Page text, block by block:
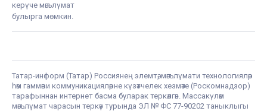
керүче мәгълүмат
булырга мөмкин.
Татар-информ (Татар) Россиянең элемтә, мәгълүмати технологияләр
һәм гаммәви коммуникацияләрне күзәтчелек хезмәте (Роскомнадзор)
тарафыннан интернет басма буларак теркәлгән. Массакүләм
мәгълүмат чарасын теркәү турында ЭЛ № ФС 77-90202 таныклыгы